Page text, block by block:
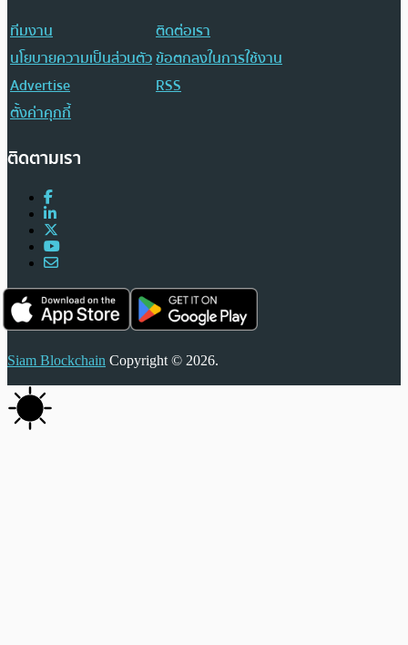
ทีมงาน
ติดต่อเรา
นโยบายความเป็นส่วนตัวข้อตกลงในการใช้งาน
Advertise
RSS
ตั้งค่าคุกกี้
ติดตามเรา
Siam Blockchain Copyright © 2026.